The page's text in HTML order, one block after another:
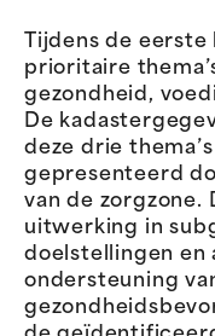
Tijdens de
prioritaire
gezondheid,
De
deze drie
gepresenteerd
van de zorgzone.
uitwerking in
doelstellingen en
ondersteuning